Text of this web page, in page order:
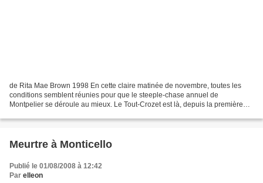
de Rita Mae Brown 1998 En cette claire matinée de novembre, toutes les
conditions semblent réunies pour que le steeple-chase annuel de
Montpelier se déroule au mieux. Le Tout-Crozet est là, depuis la première
Meurtre à Monticello
Publié le 01/08/2008 à 12:42
Par elleon